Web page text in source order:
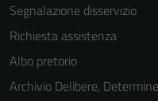
Segnalazione disservizio
Richiesta assistenza
Albo pretorio
Archivio Delibere,